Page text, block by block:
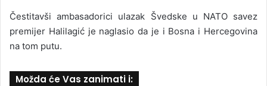
Čestitavši ambasadorici ulazak Švedske u NATO savez
premijer Halilagić je naglasio da je i Bosna i Hercegovina
na tom putu.
Možda će Vas zanimati i: